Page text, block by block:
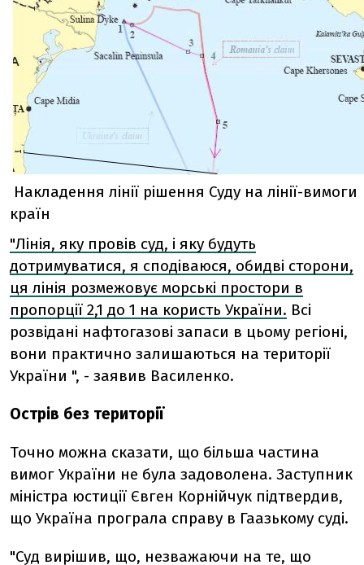
Накладення лінії рішення Суду на лінії-вимоги
країн
"Лінія, яку провів суд, і яку будуть
дотримуватися, я сподіваюся, обидві сторони,
ця лінія розмежовує морські простори в
пропорції 2,1 до 1 на користь України. Всі
розвідані нафтогазові запаси в цьому регіоні,
вони практично залишаються на території
України ", - заявив Василенко.
Острів без території
Точно можна сказати, що більша частина
вимог України не була задоволена. Заступник
міністра юстиції Євген Корнійчук підтвердив,
що Україна програла справу в Гаазькому суді.
"Суд вирішив, що, незважаючи на те, що